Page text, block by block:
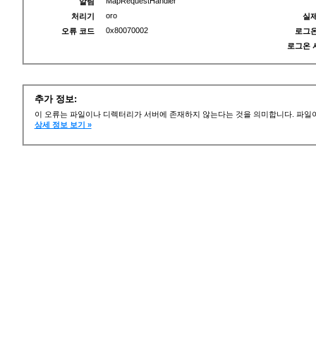
처리기
oro
오류 코드
0x80070002
실
로그
로그온
추가 정보:
이 오류는 파일이나 디렉터리가 서버에 존재하지 않는다는 것을 의미합니다. 파
상세 정보 보기 »